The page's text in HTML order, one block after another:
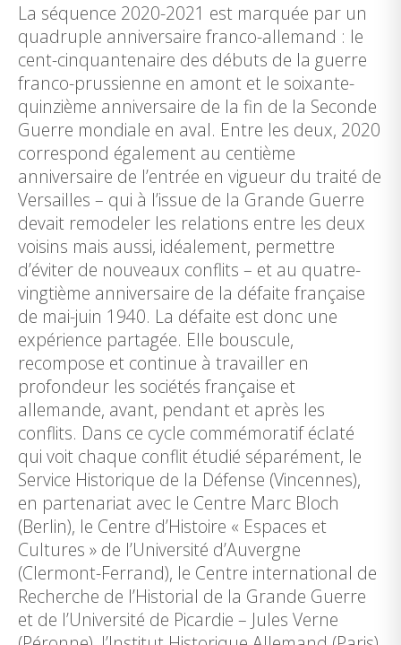
La séquence 2020-2021 est marquée par un
quadruple anniversaire franco-allemand : le
cent-cinquantenaire des débuts de la guerre
franco-prussienne en amont et le soixante-
quinzième anniversaire de la fin de la Seconde
Guerre mondiale en aval. Entre les deux, 2020
correspond également au centième
anniversaire de l’entrée en vigueur du traité de
Versailles – qui à l’issue de la Grande Guerre
devait remodeler les relations entre les deux
voisins mais aussi, idéalement, permettre
d’éviter de nouveaux conflits – et au quatre-
vingtième anniversaire de la défaite française
de mai-juin 1940. La défaite est donc une
expérience partagée. Elle bouscule,
recompose et continue à travailler en
profondeur les sociétés française et
allemande, avant, pendant et après les
conflits. Dans ce cycle commémoratif éclaté
qui voit chaque conflit étudié séparément, le
Service Historique de la Défense (Vincennes),
en partenariat avec le Centre Marc Bloch
(Berlin), le Centre d’Histoire « Espaces et
Cultures » de l’Université d’Auvergne
(Clermont-Ferrand), le Centre international de
Recherche de l’Historial de la Grande Guerre
et de l’Université de Picardie – Jules Verne